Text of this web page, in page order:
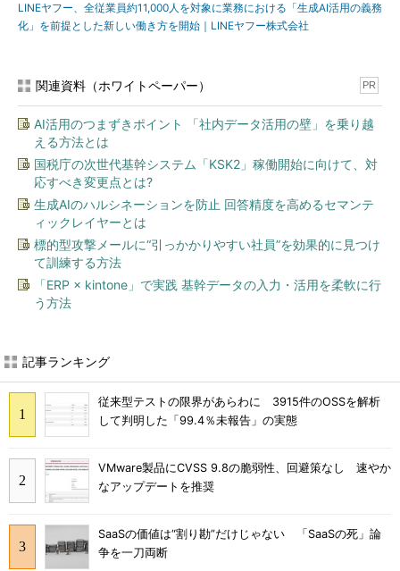
LINEヤフー、全従業員約11,000人を対象に業務における「生成AI活用の義務
化」を前提とした新しい働き方を開始｜LINEヤフー株式会社
関連資料（ホワイトペーパー） PR
AI活用のつまずきポイント 「社内データ活用の壁」を乗り越
える方法とは
国税庁の次世代基幹システム「KSK2」稼働開始に向けて、対
応すべき変更点とは?
生成AIのハルシネーションを防止 回答精度を高めるセマンテ
ィックレイヤーとは
標的型攻撃メールに“引っかかりやすい社員”を効果的に見つけ
て訓練する方法
「ERP × kintone」で実践 基幹データの入力・活用を柔軟に行
う方法
記事ランキング
従来型テストの限界があらわに 3915件のOSSを解析
して判明した「99.4％未報告」の実態
VMware製品にCVSS 9.8の脆弱性、回避策なし 速やか
なアップデートを推奨
SaaSの価値は“割り勘”だけじゃない 「SaaSの死」論
争を一刀両断